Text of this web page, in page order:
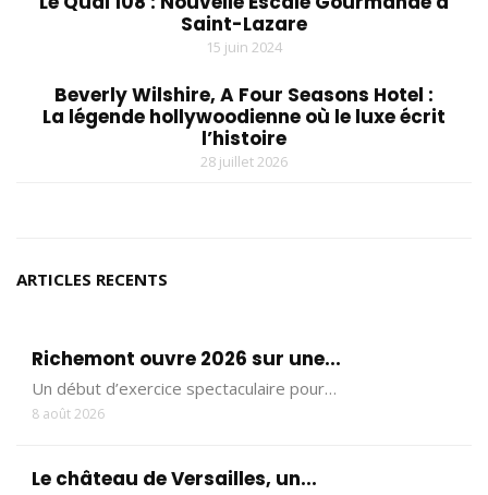
Saint-Lazare
15 juin 2024
Beverly Wilshire, A Four Seasons Hotel :
La légende hollywoodienne où le luxe écrit
l’histoire
28 juillet 2026
ARTICLES RECENTS
Richemont ouvre 2026 sur une...
Un début d’exercice spectaculaire pour…
8 août 2026
Le château de Versailles, un...